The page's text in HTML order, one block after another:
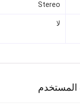
Stereo
لا
المستخدم